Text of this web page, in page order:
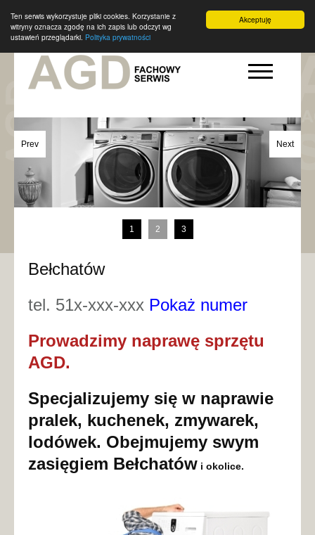
Akceptuję
Ten serwis wykorzystuje pliki cookies. Korzystanie z
witryny oznacza zgodę na ich zapis lub odczyt wg
ustawień przeglądarki. Polityka prywatności
Prev Next
1 2 3
Bełchatów
tel. 51x-xxx-xxx Pokaż numer
Prowadzimy naprawę sprzętu
AGD.
Specjalizujemy się w naprawie
pralek, kuchenek, zmywarek,
lodówek. Obejmujemy swym
zasięgiem Bełchatów i okolice.